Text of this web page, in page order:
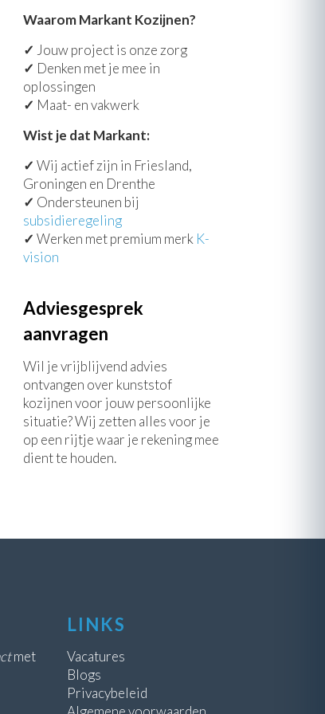
Waarom Markant Kozijnen?
✓ Jouw project is onze zorg
✓ Denken met je mee in
oplossingen
✓ Maat- en vakwerk
Wist je dat Markant:
✓ Wij actief zijn in Friesland,
Groningen en Drenthe
✓ Ondersteunen bij
subsidieregeling
✓ Werken met premium merk K-
vision
Adviesgesprek
aanvragen
Wil je vrijblijvend advies
ontvangen over kunststof
kozijnen voor jouw persoonlijke
situatie? Wij zetten alles voor je
op een rijtje waar je rekening mee
dient te houden.
met
LINKS
Vacatures
Blogs
Privacybeleid